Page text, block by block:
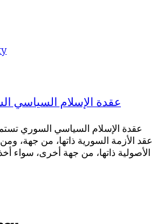
عقدة الإسلام السياسي
عقدة الإسلام السياسي السوري
عقد الأزمة السورية ذاتها، من جهة،
الأصولية ذاتها، من جهة أخرى، سواء